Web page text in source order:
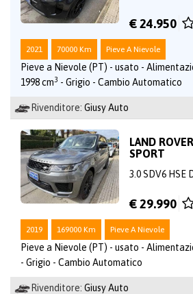
€ 24.950
2021 70000 Km Pieve A Nievole
Pieve a Nievole (PT) - usato -
1998 cm3 - Grigio - Cambio Automatico
Rivenditore: Giusy Auto
LAND
SPORT
3.0 SDV6 HSE
€ 29.990
2019 169000 Km Pieve A Nievole
Pieve a Nievole (PT) - usato -
- Grigio - Cambio Automatico
Rivenditore: Giusy Auto